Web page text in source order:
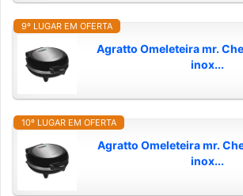
9º LUGAR EM OFERTA
Agratto Omeleteira mr.
inox...
10º LUGAR EM OFERTA
Agratto Omeleteira mr.
inox...